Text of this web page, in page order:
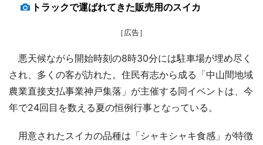
トラックで運ばれてきた販売用のスイカ
［広告］
悪天候ながら開始時刻の8時30分には駐車場が埋め尽く
され、多くの客が訪れた。住民有志から成る「中山間地域
農業直接支払事業神戸集落」が主催する同イベントは、今
年で24回目を数える夏の恒例行事となっている。
用意されたスイカの品種は「シャキシャキ食感」が特徴